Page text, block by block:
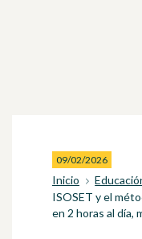
09/02/2026
Inicio
ISOSET y el
en 2 horas al día,